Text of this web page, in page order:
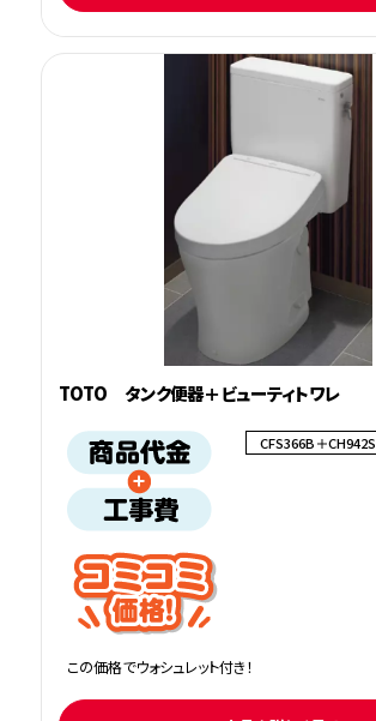
TOTO タンク便器＋ビューティトワレ
CFS366B＋CH942S
この価格でウォシュレット付き！